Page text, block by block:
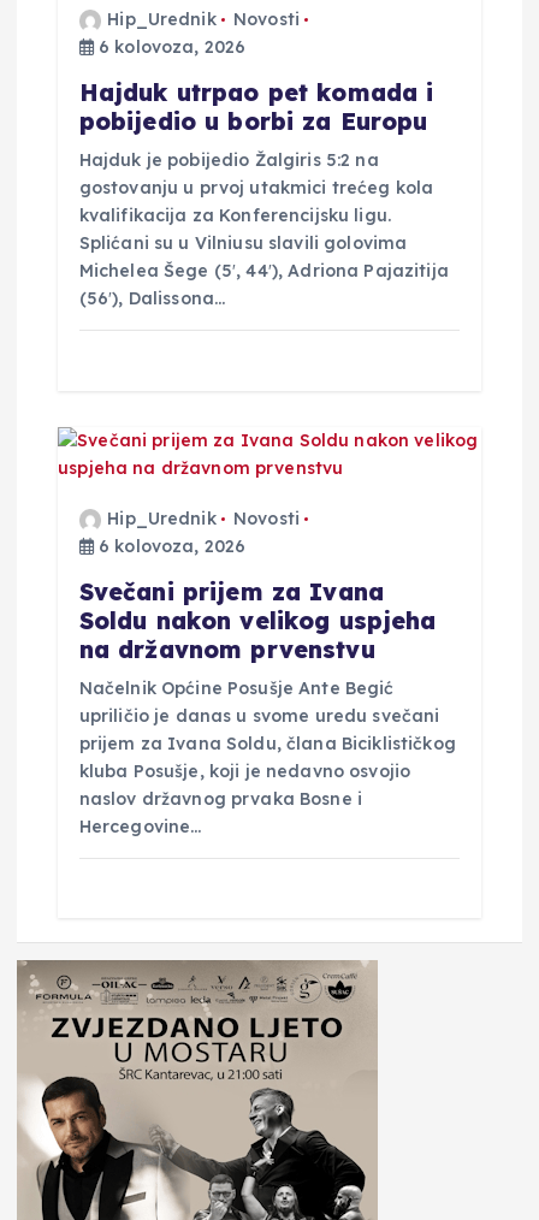
Hip_Urednik
Novosti
6 kolovoza, 2026
Hajduk utrpao pet komada i
pobijedio u borbi za Europu
Hajduk je pobijedio Žalgiris 5:2 na
gostovanju u prvoj utakmici trećeg kola
kvalifikacija za Konferencijsku ligu.
Splićani su u Vilniusu slavili golovima
Michelea Šege (5′, 44′), Adriona Pajazitija
(56′), Dalissona…
Hip_Urednik
Novosti
6 kolovoza, 2026
Svečani prijem za Ivana
Soldu nakon velikog uspjeha
na državnom prvenstvu
Načelnik Općine Posušje Ante Begić
upriličio je danas u svome uredu svečani
prijem za Ivana Soldu, člana Biciklističkog
kluba Posušje, koji je nedavno osvojio
naslov državnog prvaka Bosne i
Hercegovine…